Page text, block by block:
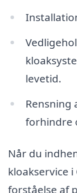
levetid.
forhindre
Når du
kloakservice
forståelse af